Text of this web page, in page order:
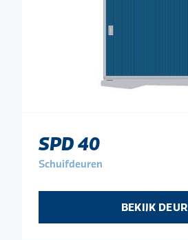
SPD 40
Schuifdeuren
BEKIJK DEUR